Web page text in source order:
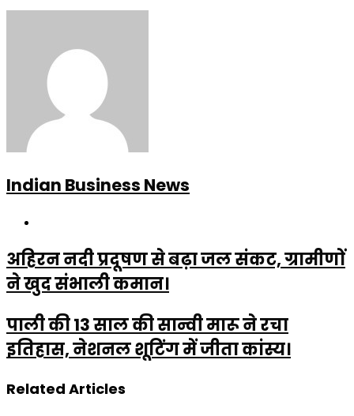
Indian Business News
अहिरन नदी प्रदूषण से बढ़ा जल संकट, ग्रामीणों
ने खुद संभाली कमान।
पाली की 13 साल की सान्वी मारू ने रचा
इतिहास, नेशनल शूटिंग में जीता कांस्य।
Related Articles